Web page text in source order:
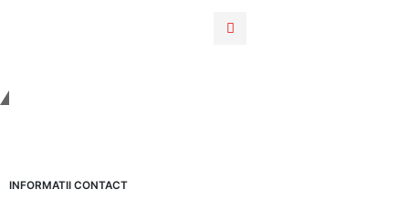
INFORMATII CONTACT